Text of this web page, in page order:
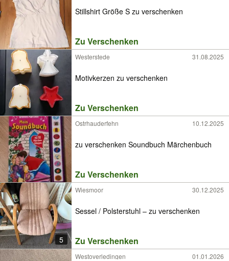
Stillshirt Größe S zu verschenken
Zu Verschenken
Westerstede 31.08.2025
Motivkerzen zu verschenken
Zu Verschenken
Ostrhauderfehn 10.12.2025
zu verschenken Soundbuch Märchenbuch
Zu Verschenken
5
Wiesmoor 30.12.2025
Sessel / Polsterstuhl – zu verschenken
Zu Verschenken
Westoverledingen 01.01.2026